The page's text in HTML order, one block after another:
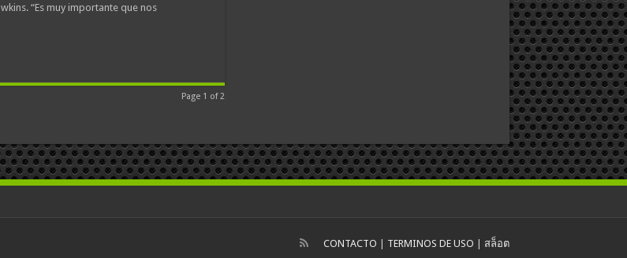
“Es muy importante que nos
Page 1 of 2
CONTACTO | TERMINOS DE USO | สล็อต